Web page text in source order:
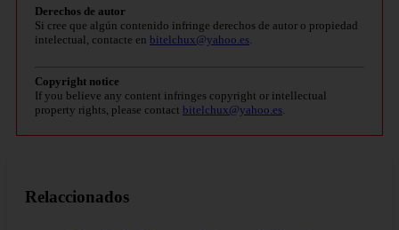
Derechos de autor
Si cree que algún contenido infringe derechos de autor o propiedad
intelectual, contacte en bitelchux@yahoo.es
Copyright notice
If you believe any content infringes copyright or intellectual
property rights, please contact bitelchux@yahoo.es
Relaccionados